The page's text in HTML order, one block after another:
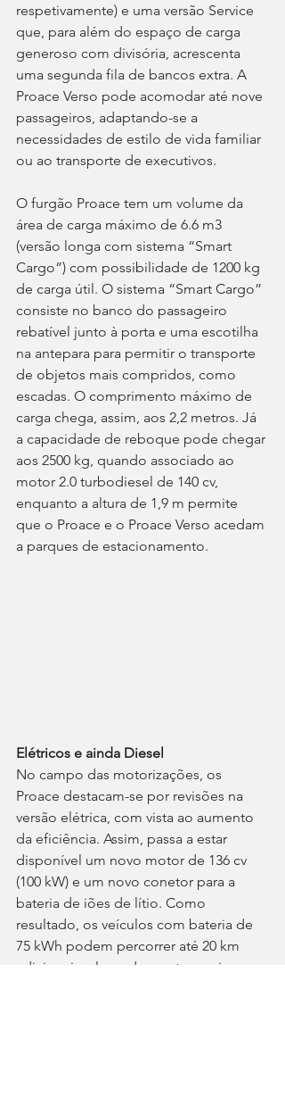
respetivamente) e uma versão Service
que, para além do espaço de carga
generoso com divisória, acrescenta
uma segunda fila de bancos extra. A
Proace Verso pode acomodar até nove
passageiros, adaptando-se a
necessidades de estilo de vida familiar
ou ao transporte de executivos.
O furgão Proace tem um volume da
área de carga máximo de 6.6 m3
(versão longa com sistema “Smart
Cargo”) com possibilidade de 1200 kg
de carga útil. O sistema “Smart Cargo”
consiste no banco do passageiro
rebatível junto à porta e uma escotilha
na antepara para permitir o transporte
de objetos mais compridos, como
escadas. O comprimento máximo de
carga chega, assim, aos 2,2 metros. Já
a capacidade de reboque pode chegar
aos 2500 kg, quando associado ao
motor 2.0 turbodiesel de 140 cv,
enquanto a altura de 1,9 m permite
que o Proace e o Proace Verso acedam
a parques de estacionamento.
Elétricos e ainda Diesel
No campo das motorizações, os
Proace destacam-se por revisões na
versão elétrica, com vista ao aumento
da eficiência. Assim, passa a estar
disponível um novo motor de 136 cv
(100 kW) e um novo conetor para a
bateria de iões de lítio. Como
resultado, os veículos com bateria de
75 kWh podem percorrer até 20 km
adicionais, elevando a autonomia para